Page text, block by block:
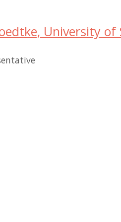
University of